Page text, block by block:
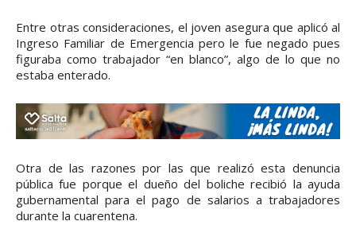
Entre otras consideraciones, el joven asegura que aplicó al
Ingreso Familiar de Emergencia pero le fue negado pues
figuraba como trabajador “en blanco”, algo de lo que no
estaba enterado.
Otra de las razones por las que realizó esta denuncia
pública fue porque el dueño del boliche recibió la ayuda
gubernamental para el pago de salarios a trabajadores
durante la cuarentena.